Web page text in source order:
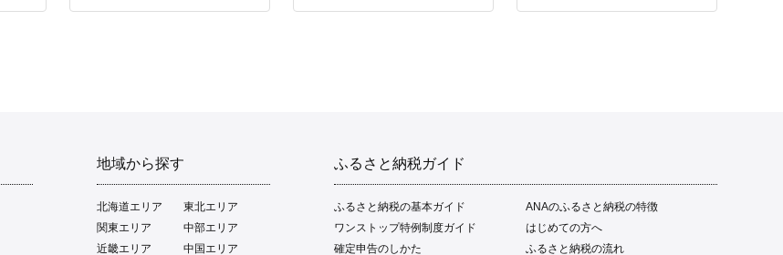
フト 贈答品 人気 返礼品 ふ
地域から探す
北海道エリア
東北エリア
関東エリア
中部エリア
近畿エリア
中国エリア
ふるさと納税ガイド
ふるさと納税の基本ガイド
ANAのふるさと納税の特徴
ワンストップ特例制度ガイド
はじめての方へ
確定申告のしかた
ふるさと納税の流れ